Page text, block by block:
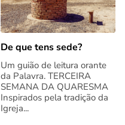
De que tens sede?
Um guião de leitura orante
da Palavra. TERCEIRA
SEMANA DA QUARESMA
Inspirados pela tradição da
Igreja...